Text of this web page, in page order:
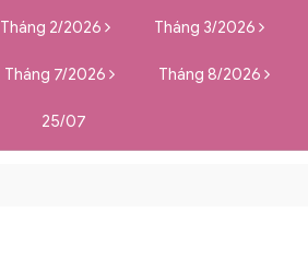
Tháng 2/2026 Tháng 3/2026
Tháng 7/2026 Tháng 8/2026
25/07